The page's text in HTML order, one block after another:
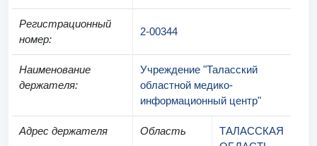
Регистрационный
номер:
2-00344
Наименование
держателя:
Учреждение "Таласский
областной медико-
информационный центр"
Адрес держателя Область
ТАЛАССКАЯ